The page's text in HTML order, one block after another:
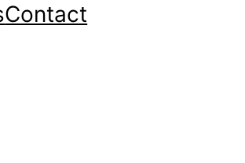
Contact